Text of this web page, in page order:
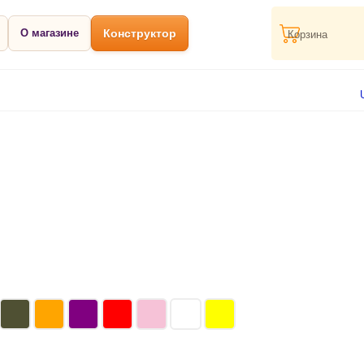
О магазине Конструктор Корзина